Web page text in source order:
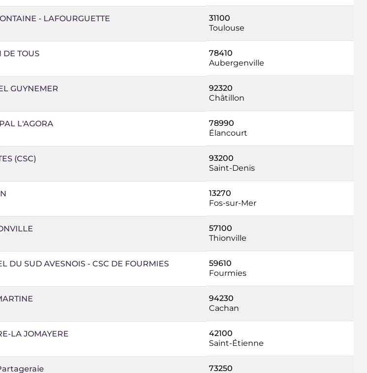
- LAFOURGUETTE
31100
Toulouse
DE TOUS
78410
Aubergenville
GUYNEMER
92320
Châtillon
L'AGORA
78990
Élancourt
(CSC)
93200
Saint-Denis
13270
Fos-sur-Mer
57100
Thionville
DU SUD AVESNOIS - CSC DE FOURMIES
59610
Fourmies
94230
Cachan
LA JOMAYERE
42100
Saint-Étienne
73250